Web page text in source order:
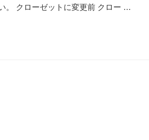
。 クローゼットに変更前 クロー …